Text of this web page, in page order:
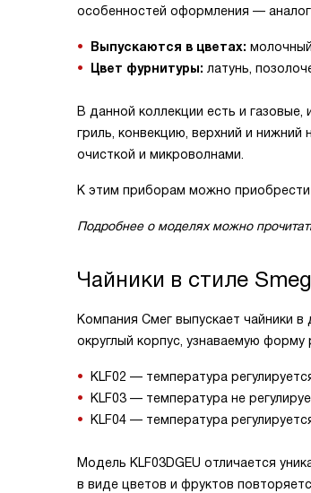
особенностей оформления —
Выпускаются в цветах:
Цвет фурнитуры: латунь,
В данной коллекции есть и
гриль, конвекцию, верхний и
очисткой и микроволнами.
К этим приборам можно приобрести
Подробнее о моделях можно
Чайники в стиле Smeg
Компания Смег выпускает чайники
округлый корпус, узнаваемую
KLF02 — температура
KLF03 — температура не
KLF04 — температура
Модель KLF03DGEU отличается
в виде цветов и фруктов